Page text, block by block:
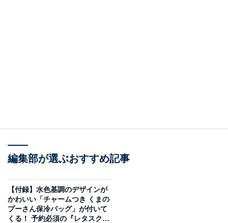
HELLO KITTY かごバッグBOOK pink dolphin ver.（画像出典：Amazon）
編集部が選ぶおすすめ記事
【付録】水色基調のデザインが
かわいい「チャームつき くまの
プーさん保冷バッグ」が付いて
くる！ 予約必須の『レタスクラ